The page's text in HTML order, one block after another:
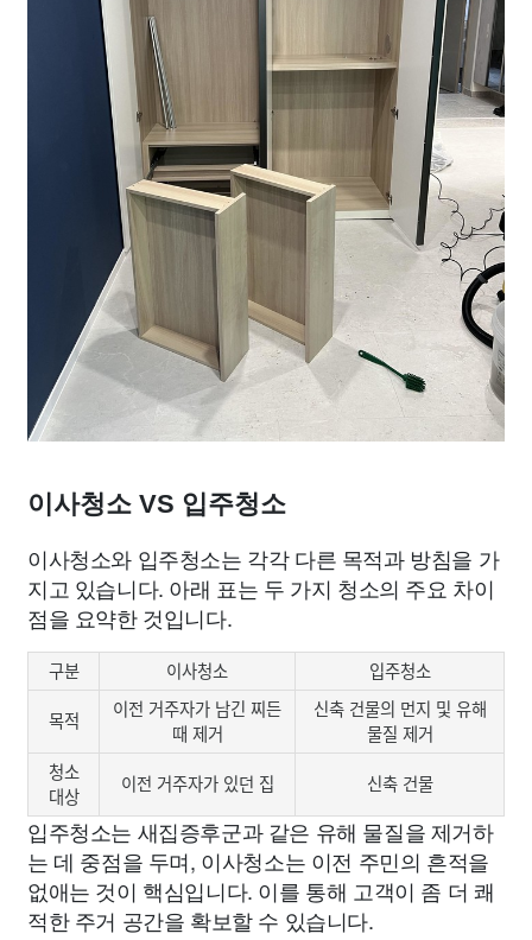
이사청소 VS 입주청소
이사청소와 입주청소는 각각 다른 목적과 방침을 가
지고 있습니다. 아래 표는 두 가지 청소의 주요 차이
점을 요약한 것입니다.
구분 이사청소 입주청소
목적
이전 거주자가 남긴 찌든
때 제거
신축 건물의 먼지 및 유해
물질 제거
청소
대상
이전 거주자가 있던 집 신축 건물
입주청소는 새집증후군과 같은 유해 물질을 제거하
는 데 중점을 두며, 이사청소는 이전 주민의 흔적을
없애는 것이 핵심입니다. 이를 통해 고객이 좀 더 쾌
적한 주거 공간을 확보할 수 있습니다.